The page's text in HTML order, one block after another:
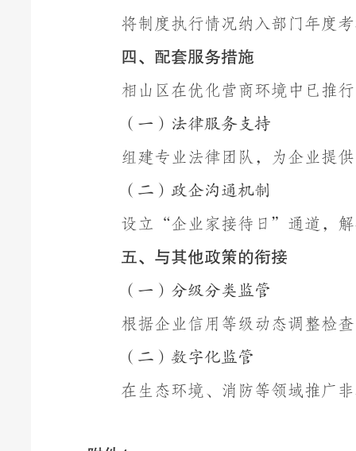
将制度执行情况纳入部门年度
四、配套服务措施
相山区在优化营商环境中已推
（一）法律服务支持
组建专业法律团队，为企业提供
（二）政企沟通机制
设立 “企业家接待日 ” 通道，
五、与其他政策的衔接
（一）分级分类监管
根据企业信用等级动态调整检
（二）数字化监管
在生态环境、消防等领域推广